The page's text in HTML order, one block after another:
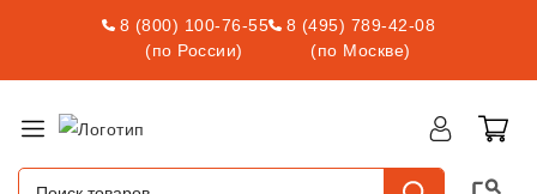
8 (800) 100-76-55
(по России)
8 (495) 789-42-08
(по Москве)